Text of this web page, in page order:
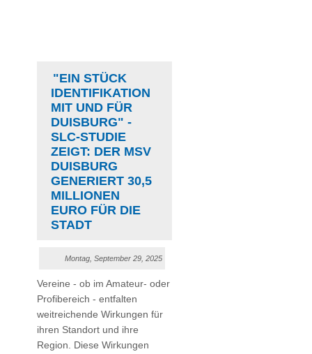
"EIN STÜCK
IDENTIFIKATION
MIT UND FÜR
DUISBURG" -
SLC-STUDIE
ZEIGT: DER MSV
DUISBURG
GENERIERT 30,5
MILLIONEN
EURO FÜR DIE
STADT
Montag, September 29, 2025
Vereine - ob im Amateur- oder
Profibereich - entfalten
weitreichende Wirkungen für
ihren Standort und ihre
Region. Diese Wirkungen